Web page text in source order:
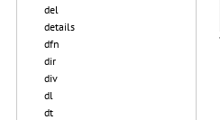
del
details
dfn
dir
div
dl
dt